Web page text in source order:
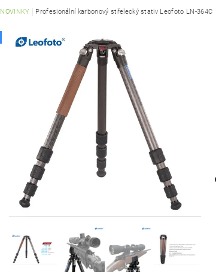
NOVINKY Profesionální karbonový střelecký stativ Leofoto LN-364C